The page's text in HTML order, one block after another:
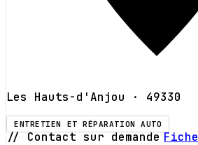
Les Hauts-d'Anjou · 49330
ENTRETIEN ET RÉPARATION AUTO
// Contact sur demande Fiche